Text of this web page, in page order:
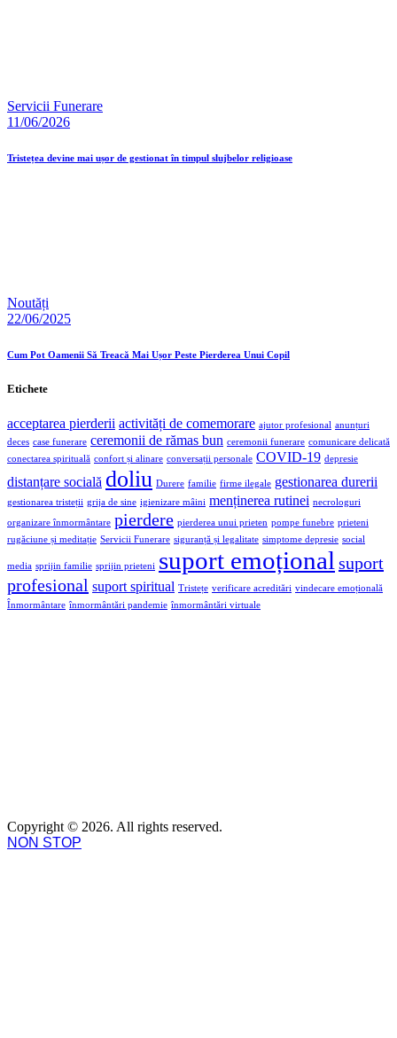
Servicii Funerare
11/06/2026
Tristețea devine mai ușor de gestionat în timpul slujbelor religioase
Noutăți
22/06/2025
Cum Pot Oamenii Să Treacă Mai Ușor Peste Pierderea Unui Copil
Etichete
acceptarea pierderii activități de comemorare ajutor profesional anunțuri
deces case funerare ceremonii de rămas bun ceremonii funerare comunicare delicată
conectarea spirituală confort și alinare conversații personale COVID-19 depresie
distanțare socială doliu Durere familie firme ilegale gestionarea durerii
gestionarea tristeții grija de sine igienizare mâini menținerea rutinei necrologuri
organizare înmormântare pierdere pierderea unui prieten pompe funebre prieteni
rugăciune și meditație Servicii Funerare siguranță și legalitate simptome depresie social
media sprijin familie sprijin prieteni suport emoțional suport
profesional suport spiritual Tristețe verificare acreditări vindecare emoțională
Înmormântare înmormântări pandemie înmormântări virtuale
Copyright © 2026. All rights reserved.
NON STOP